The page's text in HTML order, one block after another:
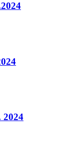
2024